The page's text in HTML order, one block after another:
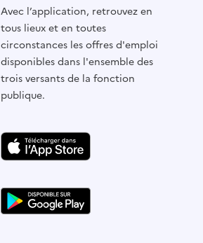
Avec l’application, retrouvez en
tous lieux et en toutes
circonstances les offres d'emploi
disponibles dans l'ensemble des
trois versants de la fonction
publique.